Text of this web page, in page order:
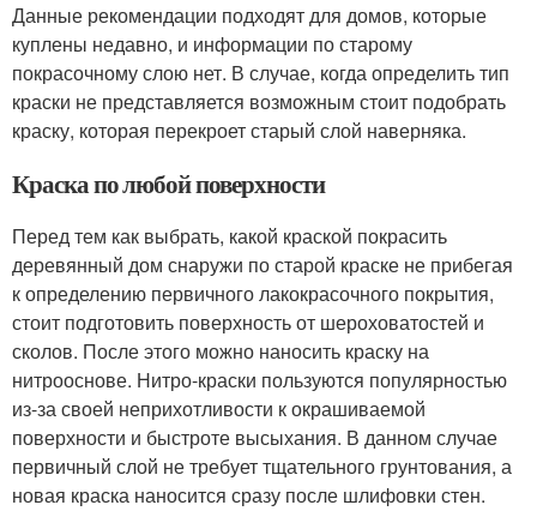
Данные рекомендации подходят для домов, которые
куплены недавно, и информации по старому
покрасочному слою нет. В случае, когда определить тип
краски не представляется возможным стоит подобрать
краску, которая перекроет старый слой наверняка.
Краска по любой поверхности
Перед тем как выбрать, какой краской покрасить
деревянный дом снаружи по старой краске не прибегая
к определению первичного лакокрасочного покрытия,
стоит подготовить поверхность от шероховатостей и
сколов. После этого можно наносить краску на
нитрооснове. Нитро-краски пользуются популярностью
из-за своей неприхотливости к окрашиваемой
поверхности и быстроте высыхания. В данном случае
первичный слой не требует тщательного грунтования, а
новая краска наносится сразу после шлифовки стен.